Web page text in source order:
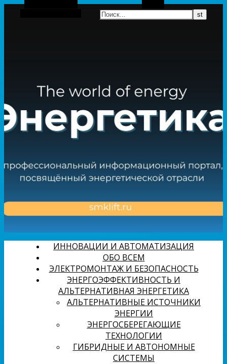
Боковая панель
ИННОВАЦИИ И АВТОМАТИЗАЦИЯ
ОБО ВСЕМ
ЭЛЕКТРОМОНТАЖ И БЕЗОПАСНОСТЬ
ЭНЕРГОЭФФЕКТИВНОСТЬ И
АЛЬТЕРНАТИВНАЯ ЭНЕРГЕТИКА
АЛЬТЕРНАТИВНЫЕ ИСТОЧНИКИ
ЭНЕРГИИ
ЭНЕРГОСБЕРЕГАЮЩИЕ
ТЕХНОЛОГИИ
ГИБРИДНЫЕ И АВТОНОМНЫЕ
СИСТЕМЫ